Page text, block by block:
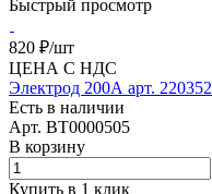
Быстрый просмотр
820 ₽/шт
ЦЕНА С НДС
Электрод 200А арт. 220352
Есть в наличии
Арт. BT0000505
В корзину
Купить в 1 клик